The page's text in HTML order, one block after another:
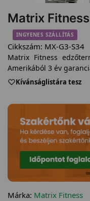
Matrix
INGYENES SZÁLLÍTÁS
Cikkszám: MX-G3-S34
Matrix Fitness
Amerikából 3 év
Kívánságlistára tesz
Márka: Matrix Fitness